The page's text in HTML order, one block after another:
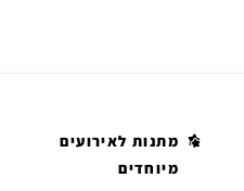
מתנות לאירועים
מיוחדים